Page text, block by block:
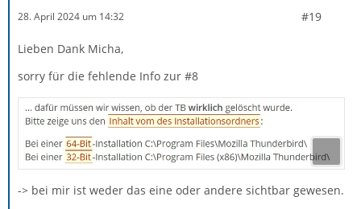
28. April 2024 um 14:32 #19
Lieben Dank Micha,
sorry für die fehlende Info zur #8
-> bei mir ist weder das eine oder andere sichtbar gewesen.